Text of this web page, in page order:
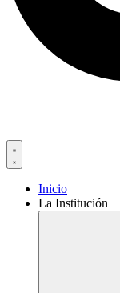
Inicio
La Institución